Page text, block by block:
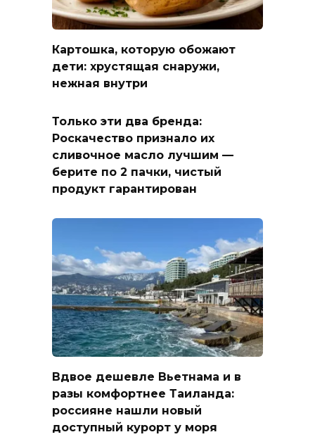
Картошка, которую обожают
дети: хрустящая снаружи,
нежная внутри
Только эти два бренда:
Роскачество признало их
сливочное масло лучшим —
берите по 2 пачки, чистый
продукт гарантирован
Вдвое дешевле Вьетнама и в
разы комфортнее Таиланда:
россияне нашли новый
доступный курорт у моря